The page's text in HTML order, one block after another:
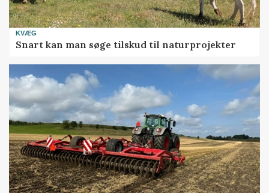
KVÆG
Snart kan man søge tilskud til naturprojekter